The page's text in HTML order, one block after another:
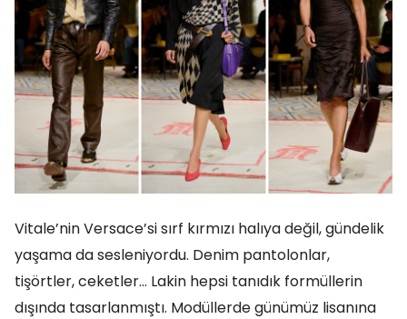
Vitale’nin Versace’si sırf kırmızı halıya değil, gündelik
yaşama da sesleniyordu. Denim pantolonlar,
tişörtler, ceketler… Lakin hepsi tanıdık formüllerin
dışında tasarlanmıştı. Modüllerde günümüz lisanına